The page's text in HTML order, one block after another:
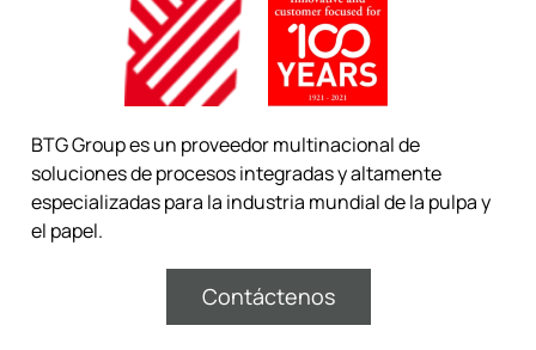
BTG Group es un proveedor multinacional de
soluciones de procesos integradas y altamente
especializadas para la industria mundial de la pulpa y
el papel.
Contáctenos